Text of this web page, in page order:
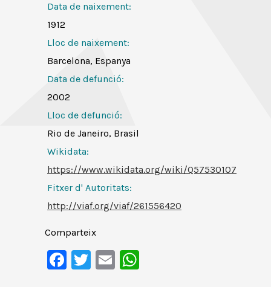
Data de naixement:
1912
Lloc de naixement:
Barcelona, Espanya
Data de defunció:
2002
Lloc de defunció:
Rio de Janeiro, Brasil
Wikidata:
https://www.wikidata.org/wiki/Q57530107
Fitxer d' Autoritats:
http://viaf.org/viaf/261556420
Comparteix
Facebook
Twitter
Email